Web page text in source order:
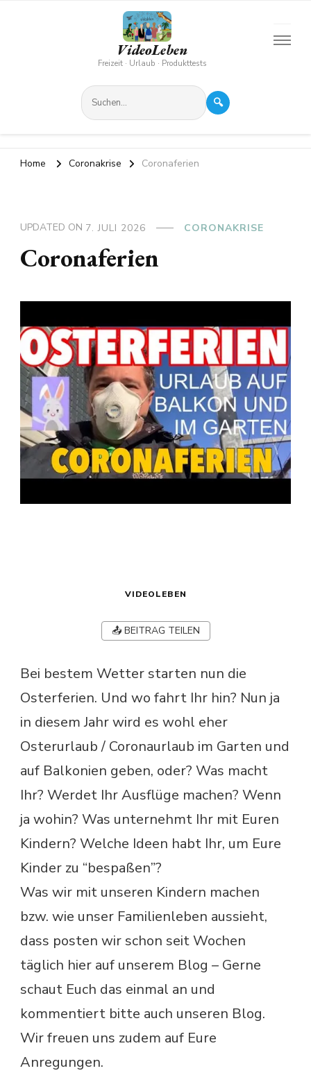
VideoLeben
Freizeit · Urlaub · Produkttests
🔍
Home Coronakrise Coronaferien
UPDATED ON 7. JULI 2026 CORONAKRISE
Coronaferien
VIDEOLEBEN
📤 BEITRAG TEILEN
Bei bestem Wetter starten nun die
Osterferien. Und wo fahrt Ihr hin? Nun ja
in diesem Jahr wird es wohl eher
Osterurlaub / Coronaurlaub im Garten und
auf Balkonien geben, oder? Was macht
Ihr? Werdet Ihr Ausflüge machen? Wenn
ja wohin? Was unternehmt Ihr mit Euren
Kindern? Welche Ideen habt Ihr, um Eure
Kinder zu “bespaßen”?
Was wir mit unseren Kindern machen
bzw. wie unser Familienleben aussieht,
dass posten wir schon seit Wochen
täglich hier auf unserem Blog – Gerne
schaut Euch das einmal an und
kommentiert bitte auch unseren Blog.
Wir freuen uns zudem auf Eure
Anregungen.